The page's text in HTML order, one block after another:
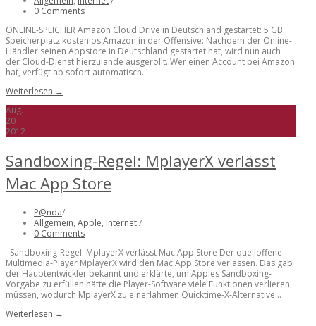
0 Comments
ONLINE-SPEICHER Amazon Cloud Drive in Deutschland gestartet: 5 GB
Speicherplatz kostenlos Amazon in der Offensive: Nachdem der Online-
Händler seinen Appstore in Deutschland gestartet hat, wird nun auch
der Cloud-Dienst hierzulande ausgerollt. Wer einen Account bei Amazon
hat, verfügt ab sofort automatisch...
Weiterlesen →
Aug.
20
2012
Sandboxing-Regel: MplayerX verlässt
Mac App Store
P@nda/
Allgemein, Apple, Internet/
0 Comments
Sandboxing-Regel: MplayerX verlässt Mac App Store Der quelloffene
Multimedia-Player MplayerX wird den Mac App Store verlassen. Das gab
der Hauptentwickler bekannt und erklärte, um Apples Sandboxing-
Vorgabe zu erfüllen hätte die Player-Software viele Funktionen verlieren
müssen, wodurch MplayerX zu einerlahmen Quicktime-X-Alternative...
Weiterlesen →